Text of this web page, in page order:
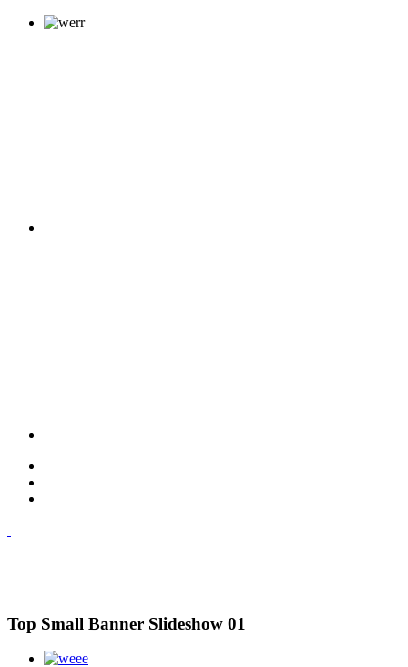
Top Small Banner Slideshow 01